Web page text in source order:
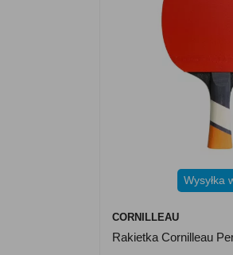
Wysyłka
CORNILLEAU
Rakietka Cornilleau